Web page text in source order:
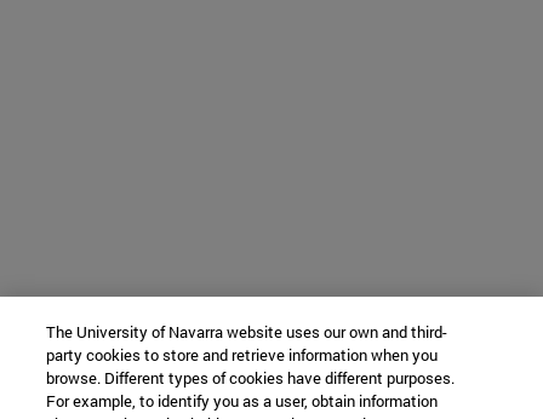
The University of Navarra website uses our own and third-
party cookies to store and retrieve information when you
browse. Different types of cookies have different purposes.
For example, to identify you as a user, obtain information